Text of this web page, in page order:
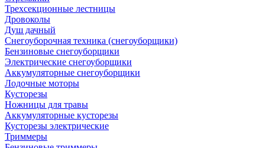
Трехсекционные лестницы
Дровоколы
Душ дачный
Снегоуборочная техника (снегоуборщики)
Бензиновые снегоуборщики
Электрические снегоуборщики
Аккумуляторные снегоуборщики
Лодочные моторы
Кусторезы
Ножницы для травы
Аккумуляторные кусторезы
Кусторезы электрические
Триммеры